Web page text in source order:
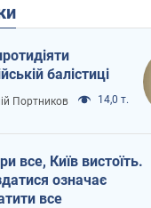
балістиці
Портников 14,0 т.
все, Київ вистоїть.
означає
все